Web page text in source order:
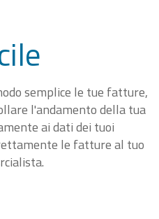
semplice le tue fatture,
l'andamento della tua
ai dati dei tuoi
le fatture al tuo